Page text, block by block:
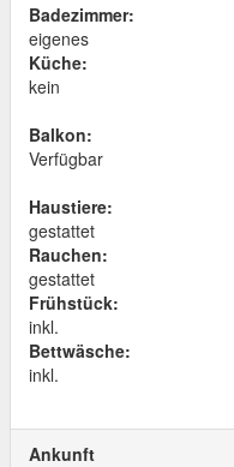
Badezimmer:
eigenes
Küche:
kein
Balkon:
Verfügbar
Haustiere:
gestattet
Rauchen:
gestattet
Frühstück:
inkl.
Bettwäsche:
inkl.
Ankunft